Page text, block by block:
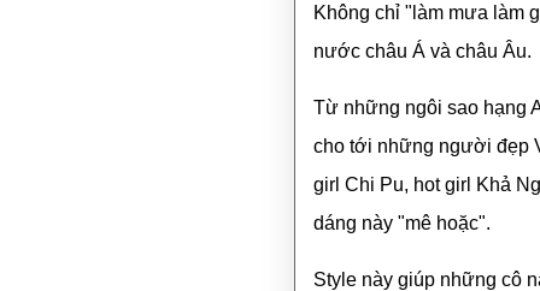
Không chỉ "làm mưa làm
nước châu Á và châu Âu.
Từ những ngôi sao hạng
cho tới những người đẹp
girl Chi Pu, hot girl Khả
dáng này "mê hoặc".
Style này giúp những cô